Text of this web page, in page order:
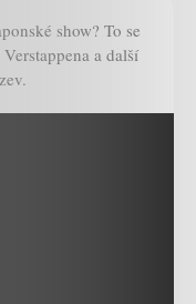
show? To se
a další